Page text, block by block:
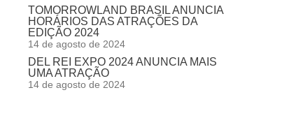
TOMORROWLAND BRASIL ANUNCIA
HORÁRIOS DAS ATRAÇÕES DA
EDIÇÃO 2024
14 de agosto de 2024
DEL REI EXPO 2024 ANUNCIA MAIS
UMA ATRAÇÃO
14 de agosto de 2024